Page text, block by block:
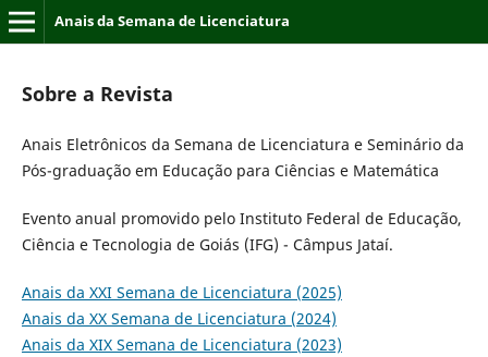
Anais da Semana de Licenciatura
Sobre a Revista
Anais Eletrônicos da Semana de Licenciatura e Seminário da
Pós-graduação em Educação para Ciências e Matemática
Evento anual promovido pelo Instituto Federal de Educação,
Ciência e Tecnologia de Goiás (IFG) - Câmpus Jataí.
Anais da XXI Semana de Licenciatura (2025)
Anais da XX Semana de Licenciatura (2024)
Anais da XIX Semana de Licenciatura (2023)